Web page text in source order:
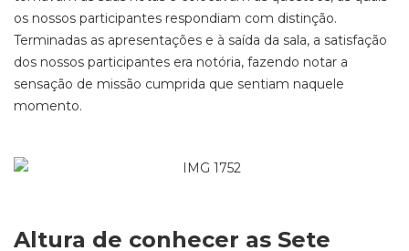
os nossos participantes respondiam com distinção.
Terminadas as apresentações e à saída da sala, a satisfação
dos nossos participantes era notória, fazendo notar a
sensação de missão cumprida que sentiam naquele
momento.
Altura de conhecer as Sete